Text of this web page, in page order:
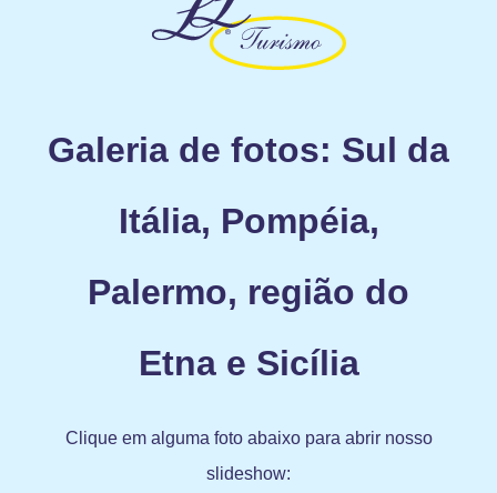
Galeria de fotos: Sul da
Itália, Pompéia,
Palermo, região do
Etna e Sicília
Clique em alguma foto abaixo para abrir nosso
slideshow: